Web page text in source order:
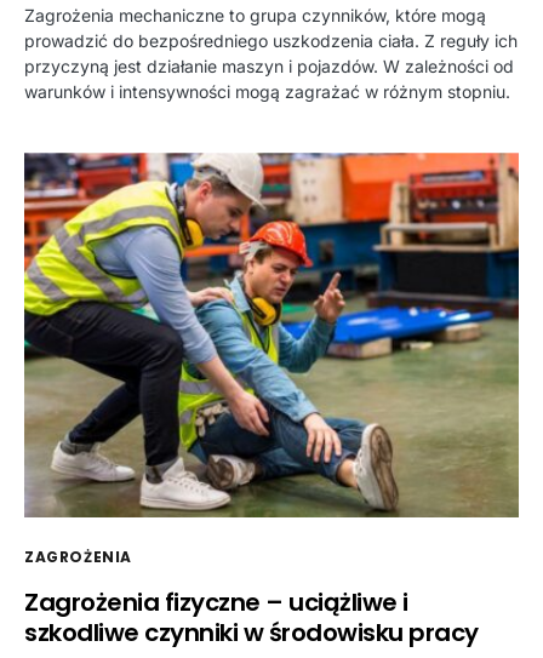
Zagrożenia mechaniczne to grupa czynników, które mogą
prowadzić do bezpośredniego uszkodzenia ciała. Z reguły ich
przyczyną jest działanie maszyn i pojazdów. W zależności od
warunków i intensywności mogą zagrażać w różnym stopniu.
ZAGROŻENIA
Zagrożenia fizyczne – uciążliwe i
szkodliwe czynniki w środowisku pracy